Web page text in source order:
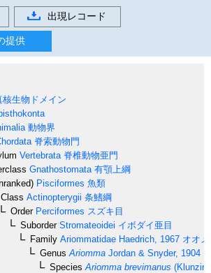
出現レコード
提供
核生物ドメイン
動物界
脊索動物門
Vertebrata 脊椎動物亜門
Gnathostomata 有顎上綱
Pisciformes 魚類
Class Actinopterygii 条鰭綱
OrderPerciformes スズキ目
SuborderStromateoidei イボダイ亜目
Family Ariommatidae Haedrich, 1967 オオ
Genus Ariomma Jordan & Snyder, 1904
Species Ariomma brevimanus